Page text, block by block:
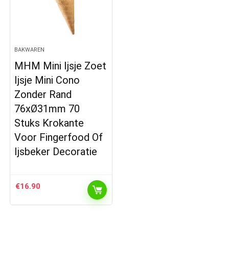
BAKWAREN
MHM Mini Ijsje Zoet
Ijsje Mini Cono
Zonder Rand
76xØ31mm 70
Stuks Krokante
Voor Fingerfood Of
Ijsbeker Decoratie
€16.90